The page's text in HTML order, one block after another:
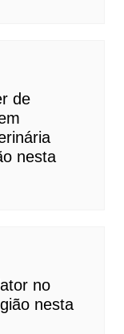
de
nesta
no
nesta